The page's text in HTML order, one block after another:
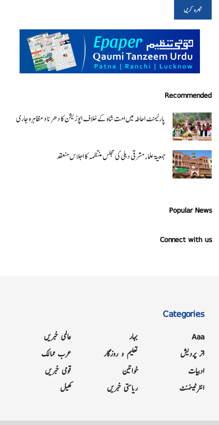
Recommended
پارلیمنٹ احاطہ میں امت شاہ کے خلاف اپوزیشن کا دھرنا و مظاہرہ جاری
جمعیۃ علماء مشرقی دہلی کی مجلس منتظمہ کا اجلاس منعقد
Popular News
Connect with us
Categories
Aaa
اتر پردیش
ادبیات
انٹرٹینمنٹ
بہار
تعلیم و روزگار
خواتین
ریاستی خبریں
عالمی خبریں
عرب ممالک
قومی خبریں
کھیل